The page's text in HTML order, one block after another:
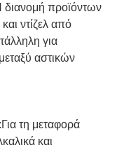
διανομή προϊόντων
ντίζελ από
για
αστικών
τη μεταφορά
και